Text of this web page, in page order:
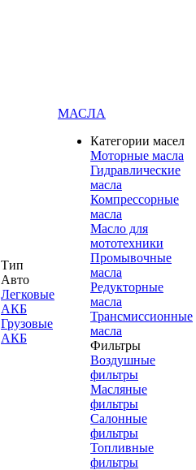
Тип
Авто
Легковые
АКБ
Грузовые
АКБ
МАСЛА
Категории масел
Моторные масла
Гидравлические
масла
Компрессорные
масла
Масло для
мототехники
Промывочные
масла
Редукторные
масла
Трансмиссионные
масла
Фильтры
Воздушные
фильтры
Масляные
фильтры
Салонные
фильтры
Топливные
фильтры